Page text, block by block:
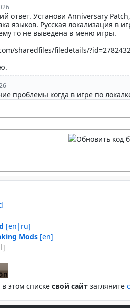
[en|ru]
Mods [en]
этом спиcке свой сайт загляните